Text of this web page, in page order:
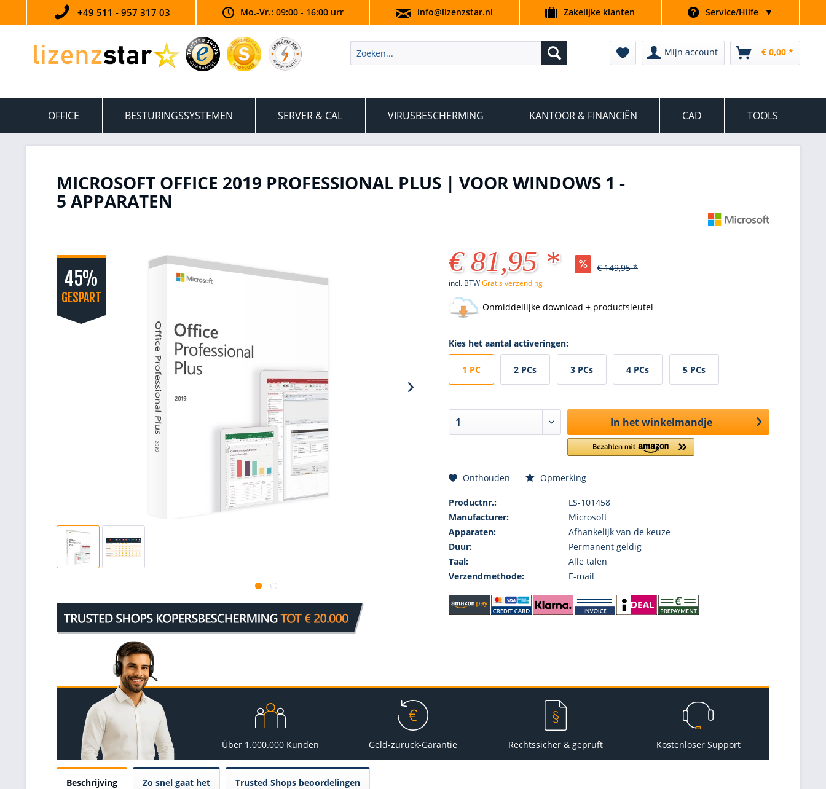
+49 511 - 957 317 03 Mo.-Vr.: 09:00 - 16:00 urr info@lizenzstar.nl Zakelijke klanten Service/Hilfe ▼
Mijn account € 0,00 *
OFFICE BESTURINGSSYSTEMEN SERVER & CAL VIRUSBESCHERMING KANTOOR & FINANCIËN CAD TOOLS
MICROSOFT OFFICE 2019 PROFESSIONAL PLUS | VOOR WINDOWS 1 -
5 APPARATEN
45%
GESPART
€ 81,95 * € 149,95 *
incl. BTWGratis verzending
Onmiddellijke download + productsleutel
Kies het aantal activeringen:
1 PC 2 PCs 3 PCs 4 PCs 5 PCs
In het winkelmandje
Onthouden Opmerking
Productnr.:
LS-101458
Manufacturer:
Microsoft
Apparaten:
Afhankelijk van de keuze
Duur:
Permanent geldig
Taal:
Alle talen
Verzendmethode:
E-mail
Über 1.000.000 Kunden Geld-zurück-Garantie Rechtssicher & geprüft Kostenloser Support
Beschrijving Zo snel gaat het Trusted Shops beoordelingen